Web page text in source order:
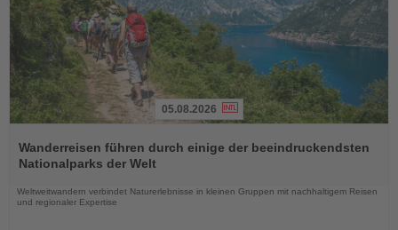
Sie
die
Nachrichten
05.08.2026
Wanderreisen führen durch einige der beeindruckendsten
Nationalparks der Welt
Weltweitwandern verbindet Naturerlebnisse in kleinen Gruppen mit nachhaltigem Reisen
und regionaler Expertise